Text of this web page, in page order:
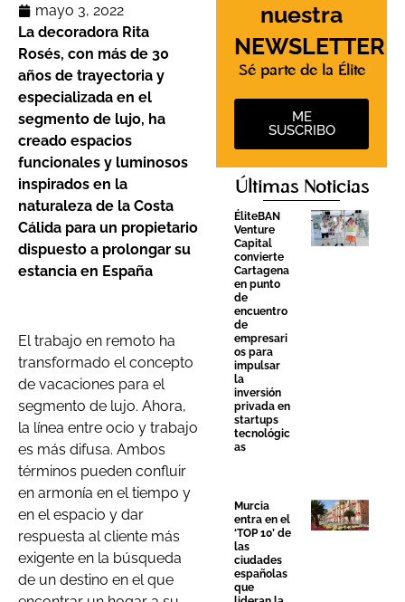
mayo 3, 2022
La decoradora Rita
Rosés, con más de 30
años de trayectoria y
especializada en el
segmento de lujo, ha
creado espacios
funcionales y luminosos
inspirados en la
naturaleza de la Costa
Cálida para un propietario
dispuesto a prolongar su
estancia en España
El trabajo en remoto ha
transformado el concepto
de vacaciones para el
segmento de lujo. Ahora,
la línea entre ocio y trabajo
es más difusa. Ambos
términos pueden confluir
en armonía en el tiempo y
en el espacio y dar
respuesta al cliente más
exigente en la búsqueda
de un destino en el que
nuestra
NEWSLETTER
Sé parte de la Élite
ME
SUSCRIBO
Últimas Noticias
ÉliteBAN
Venture
Capital
convierte
Cartagena
en punto
de
encuentro
de
empresari
os para
impulsar
la
inversión
privada en
startups
tecnológic
as
Murcia
entra en el
‘TOP 10’ de
las
ciudades
españolas
que